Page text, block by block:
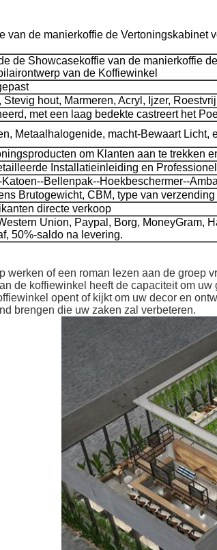
van de manierkoffie de Vertoningskabinet
de Showcasekoffie van de manierkoffie
van de Koffiewinkel
Stevig hout, Marmeren, Acryl, Ijzer, Roestvrij
met een laag bedekte castreert het
Metaalhalogenide, macht-Bewaart Licht,
om Klanten aan te trekken
Installatieinleiding en
Katoen--Bellenpak--Hoekbeschermer--
Brutogewicht, CBM, type van verzending
directe verkoop
Union, Paypal, Borg, MoneyGram,
50%-saldo na levering.
werken of een roman lezen aan de
de koffiewinkel heeft de capaciteit om
opent of kijkt om uw decor en
brengen die uw zaken zal verbeteren.